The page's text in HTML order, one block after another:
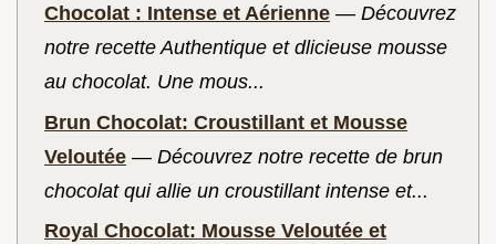
Chocolat : Intense et Aérienne — Découvrez
notre recette Authentique et dlicieuse mousse
au chocolat. Une mous...
Brun Chocolat: Croustillant et Mousse
Veloutée — Découvrez notre recette de brun
chocolat qui allie un croustillant intense et...
Royal Chocolat: Mousse Veloutée et